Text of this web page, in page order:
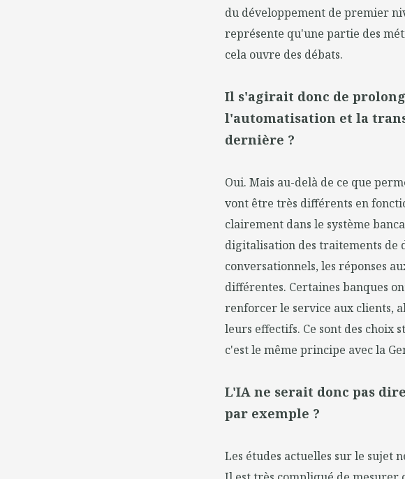
du développement de premier
représente qu'une partie des
cela ouvre des débats.
Il s'agirait donc de
l'automatisation et la
dernière ?
Oui. Mais au-delà de ce que
vont être très différents en
clairement dans le système
digitalisation des traitements de
conversationnels, les réponses
différentes. Certaines banques
renforcer le service aux clients,
leurs effectifs. Ce sont des choix
c'est le même principe avec la
L'IA ne serait donc pas
par exemple ?
Les études actuelles sur le sujet